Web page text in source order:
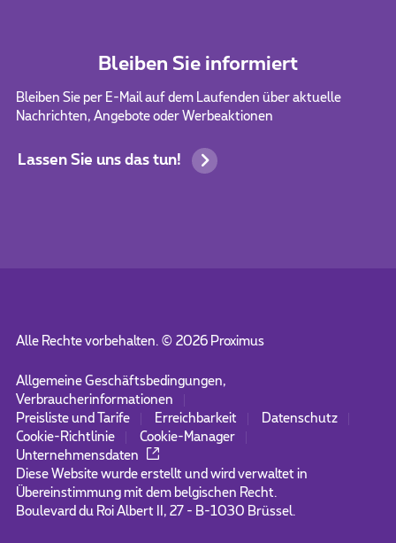
Bleiben Sie informiert
Bleiben Sie per E-Mail auf dem Laufenden über aktuelle
Nachrichten, Angebote oder Werbeaktionen
Lassen Sie uns das tun!
Alle Rechte vorbehalten. © 2026Proximus
Allgemeine Geschäftsbedingungen,
Verbraucherinformationen
Preisliste und Tarife
Erreichbarkeit
Datenschutz
Cookie-Richtlinie
Cookie-Manager
Unternehmensdaten
Diese Website wurde erstellt und wird verwaltet in
Übereinstimmung mit dem belgischen Recht.
Boulevard du Roi Albert II, 27 - B-1030 Brüssel.